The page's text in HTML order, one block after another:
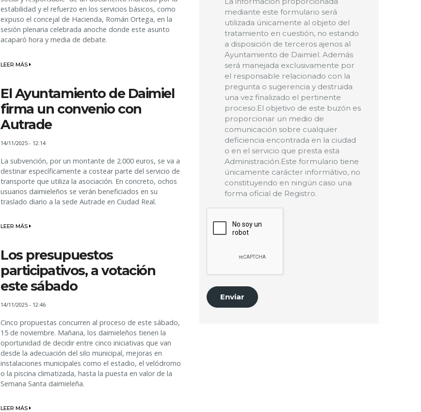
estabilidad y el refuerzo en los servicios básicos, como
expuso el concejal de Hacienda, Román Ortega, en la
sesión plenaria celebrada anoche donde este asunto
acaparó hora y media de debate.
LEER MÁS
El Ayuntamiento de Daimiel
firma un convenio con
Autrade
14/11/2025 - 12:14
La subvención, por un montante de 2.000 euros, se va a
destinar específicamente a costear parte del servicio de
transporte que utiliza la asociación. En concreto, ochos
usuarios daimieleños se verán beneficiados en su
traslado diario a la sede Autrade en Ciudad Real.
LEER MÁS
Los presupuestos
participativos, a votación
este sábado
14/11/2025 - 12:46
Cinco propuestas concurren al proceso de este sábado,
15 de noviembre. Mañana, los daimieleños tienen la
oportunidad de decidir entre cinco iniciativas que van
desde la adecuación del silo municipal, mejoras en
instalaciones municipales como el estadio, el velódromo
o la piscina climatizada, hasta la puesta en valor de la
Semana Santa daimieleña.
LEER MÁS
mediante este formulario será
utilizada únicamente al objeto del
tratamiento en cuestión, no estando
a disposición de terceros ajenos al
Ayuntamiento de Daimiel. Además
será manejada exclusivamente por
el responsable relacionado con la
pregunta o sugerencia y destruida
una vez finalizado el pertinente
proceso.El objetivo de este buzón es
proporcionar un medio de
comunicación sobre cualquier
deficiencia encontrada en la ciudad
o en el servicio que presta esta
Administración.Este formulario tiene
únicamente carácter informátivo, no
constituyendo en ningún caso una
forma oficial de Registro.